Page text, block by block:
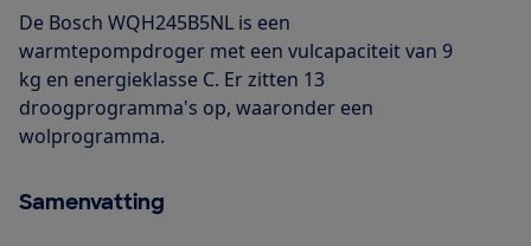
De Bosch WQH245B5NL is een
warmtepompdroger met een vulcapaciteit van 9
kg en energieklasse C. Er zitten 13
droogprogramma's op, waaronder een
wolprogramma.
Samenvatting